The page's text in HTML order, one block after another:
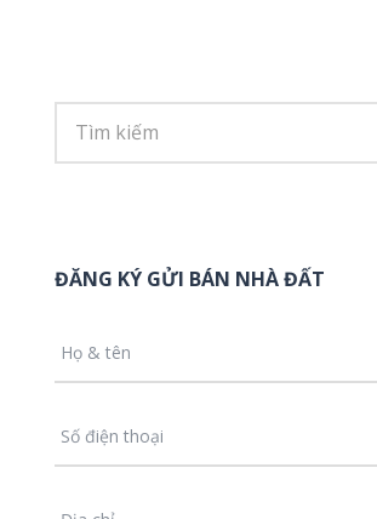
ĐĂNG KÝ GỬI BÁN NHÀ ĐẤT